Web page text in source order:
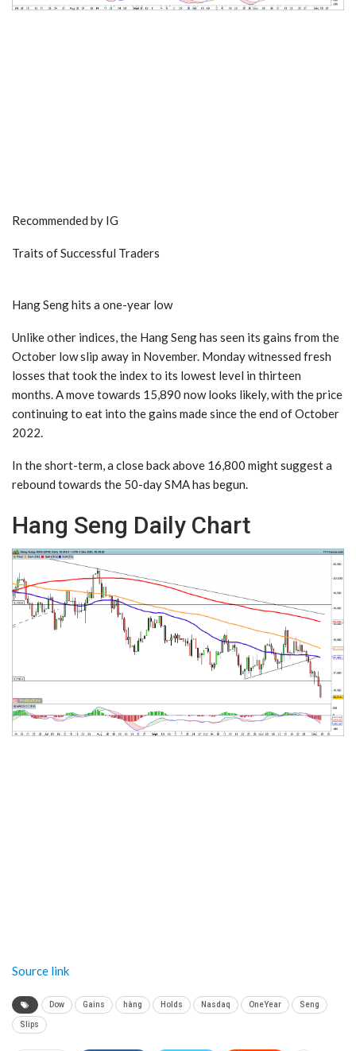
Recommended by IG
Traits of Successful Traders
​Hang Seng hits a one-year low
​Unlike other indices, the Hang Seng has seen its gains from the
October low slip away in November. ​Monday witnessed fresh
losses that took the index to its lowest level in thirteen
months. A move towards 15,890 now looks likely, with the price
continuing to eat into the gains made since the end of October
2022.
​In the short-term, a close back above 16,800 might suggest a
rebound towards the 50-day SMA has begun.
Hang Seng Daily Chart
Source link
Dow Gains hàng Holds Nasdaq OneYear Seng
Slips